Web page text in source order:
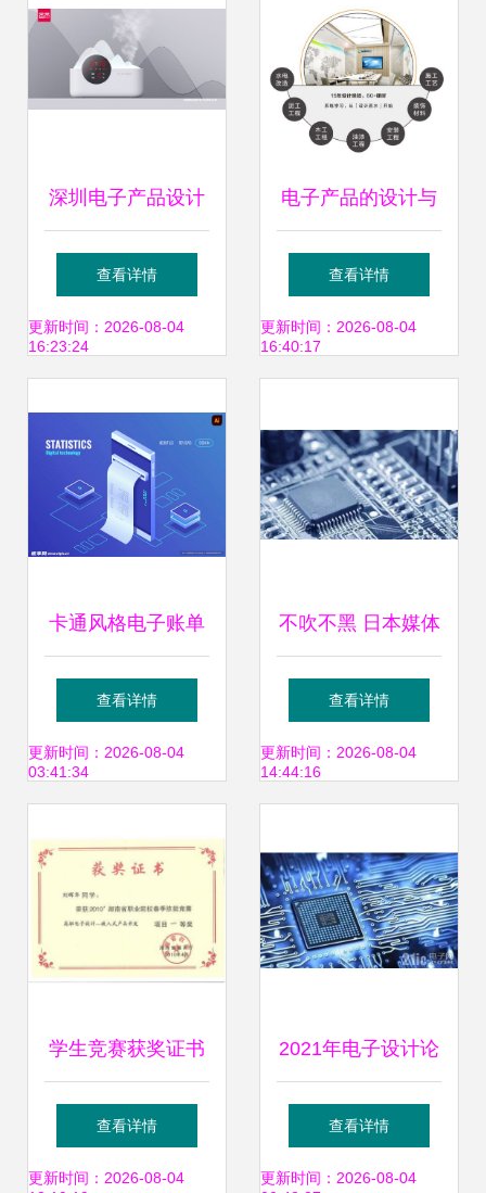
深圳电子产品设计
公司怎么选 主要看
四点
查看详情
更新时间：2026-08-04
16:23:24
电子产品的设计与
技术开发 这是完成
设计方案的必要技
查看详情
更新时间：2026-08-04
16:40:17
卡通风格电子账单
设计 让技术与趣味
完美融合
查看详情
更新时间：2026-08-04
03:41:34
不吹不黑 日本媒体
眼中的中日企业实
力对决——聚焦电
开发
查看详情
更新时间：2026-08-04
14:44:16
学生竞赛获奖证书
在电子产品设计与
技术开发中的价值
查看详情
更新时间：2026-08-04
2021年电子设计论
坛 聚焦电子产品创
新与技术开发新趋
查看详情
更新时间：2026-08-04